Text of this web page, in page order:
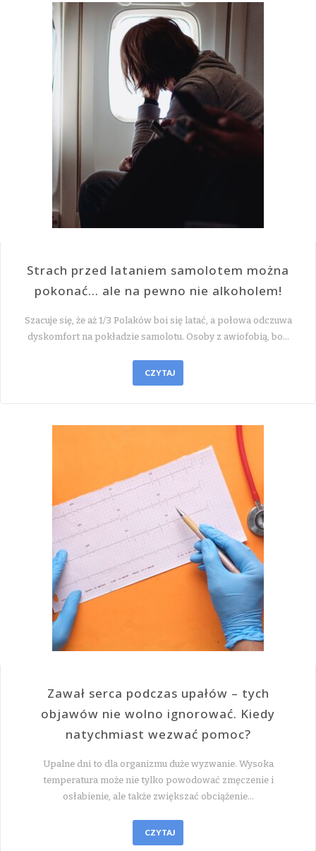
Strach przed lataniem samolotem można
pokonać… ale na pewno nie alkoholem!
Szacuje się, że aż 1/3 Polaków boi się latać, a połowa odczuwa
dyskomfort na pokładzie samolotu. Osoby z awiofobią, bo…
CZYTAJ
Zawał serca podczas upałów – tych
objawów nie wolno ignorować. Kiedy
natychmiast wezwać pomoc?
Upalne dni to dla organizmu duże wyzwanie. Wysoka
temperatura może nie tylko powodować zmęczenie i
osłabienie, ale także zwiększać obciążenie…
CZYTAJ